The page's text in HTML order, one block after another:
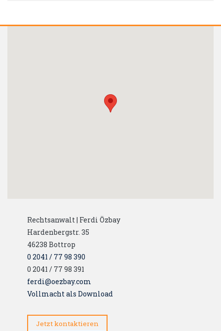
Rechtsanwalt | Ferdi Özbay
Hardenbergstr. 35
46238 Bottrop
0 2041 / 77 98 390
0 2041 / 77 98 391
ferdi@oezbay.com
Vollmacht als Download
Jetzt kontaktieren